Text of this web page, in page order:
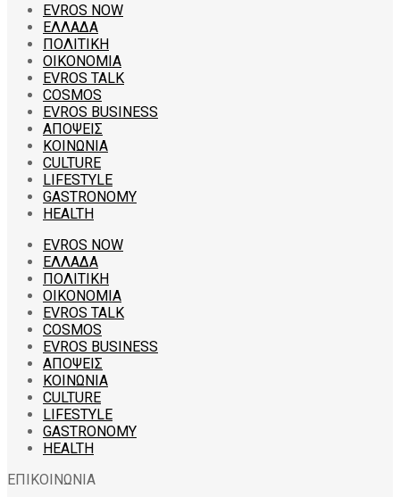
EVROS NOW
ΕΛΛΑΔΑ
ΠΟΛΙΤΙΚΗ
ΟΙΚΟΝΟΜΙΑ
EVROS TALK
COSMOS
EVROS BUSINESS
ΑΠΟΨΕΙΣ
ΚΟΙΝΩΝΙΑ
CULTURE
LIFESTYLE
GASTRONOMY
HEALTH
EVROS NOW
ΕΛΛΑΔΑ
ΠΟΛΙΤΙΚΗ
ΟΙΚΟΝΟΜΙΑ
EVROS TALK
COSMOS
EVROS BUSINESS
ΑΠΟΨΕΙΣ
ΚΟΙΝΩΝΙΑ
CULTURE
LIFESTYLE
GASTRONOMY
HEALTH
ΕΠΙΚΟΙΝΩΝΙΑ